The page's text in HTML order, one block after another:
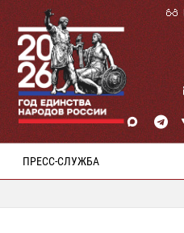
ПРЕСС-СЛУЖБА